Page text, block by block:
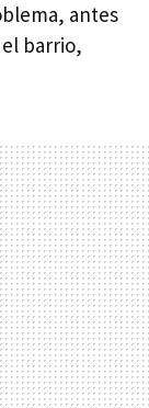
antes
barrio,